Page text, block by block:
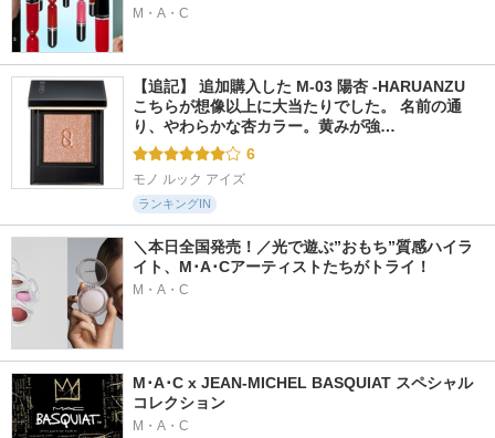
M・A・C
【追記】 追加購入した M-03 陽杏 -HARUANZU
こちらが想像以上に大当たりでした。 名前の通
り、やわらかな杏カラー。黄みが強…
6
モノ ルック アイズ
ランキングIN
＼本日全国発売！／光で遊ぶ”おもち”質感ハイラ
イト、M･A･Cアーティストたちがトライ！
M・A・C
M･A･C x JEAN-MICHEL BASQUIAT スペシャル
コレクション
M・A・C